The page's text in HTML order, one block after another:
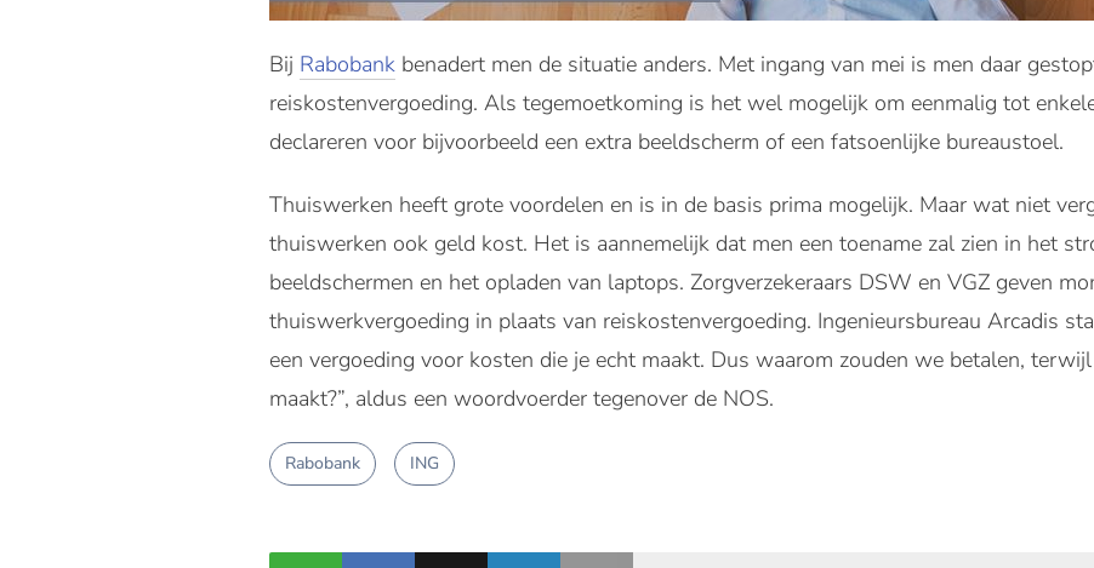
Bij Rabobank benadert men de situatie anders. Met ingang van mei is men daar
reiskostenvergoeding. Als tegemoetkoming is het wel mogelijk om eenmalig tot
declareren voor bijvoorbeeld een extra beeldscherm of een fatsoenlijke bureaustoel.
Thuiswerken heeft grote voordelen en is in de basis prima mogelijk. Maar wat niet
thuiswerken ook geld kost. Het is aannemelijk dat men een toename zal zien in het
beeldschermen en het opladen van laptops. Zorgverzekeraars DSW en VGZ geven
thuiswerkvergoeding in plaats van reiskostenvergoeding. Ingenieursbureau Arcadis
een vergoeding voor kosten die je echt maakt. Dus waarom zouden we betalen,
maakt?”, aldus een woordvoerder tegenover de NOS.
Rabobank ING